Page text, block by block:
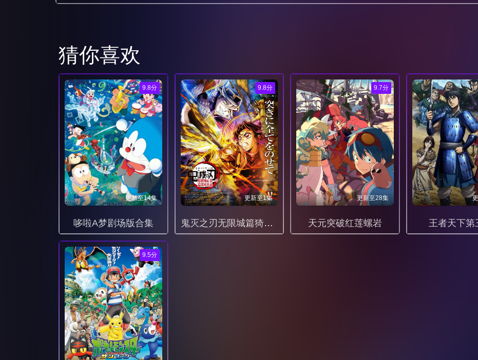
猜你喜欢
9.8分
更新至14集
哆啦A梦剧场版合集
9.8分
更新至1集
鬼灭之刃无限城篇猗窝座再袭1080P
9.7分
更新至28集
天元突破红莲螺岩 王者天下第
9.5分